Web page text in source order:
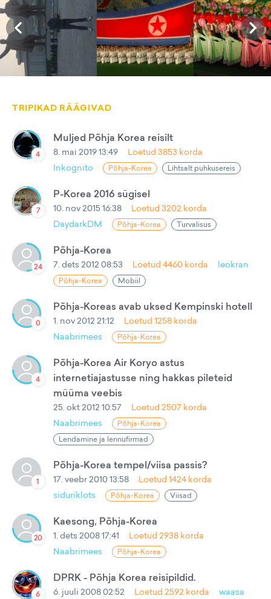
TRIPIKAD RÄÄGIVAD
4
Muljed Põhja Korea reisilt
8. mai 2019 13:49 Loetud 3853 korda
Inkognito
Põhja-Korea Lihtsalt puhkusereis
7
P-Korea 2016 sügisel
10. nov 2015 16:38 Loetud 3202 korda
DaydarkDM
Põhja-Korea Turvalisus
24
Põhja-Korea
7. dets 2012 08:53 Loetud 4460 korda leokran
Põhja-Korea Mobiil
0
Põhja-Koreas avab uksed Kempinski hotell
1. nov 2012 21:12 Loetud 1258 korda
Naabrimees
Põhja-Korea
4
Põhja-Korea Air Koryo astus
internetiajastusse ning hakkas pileteid
müüma veebis
25. okt 2012 10:57 Loetud 2507 korda
Naabrimees
Põhja-Korea
Lendamine ja lennufirmad
1
Põhja-Korea tempel/viisa passis?
17. veebr 2010 13:58 Loetud 1424 korda
siduriklots
Põhja-Korea Viisad
20
Kaesong, Põhja-Korea
1. dets 2008 17:41 Loetud 2938 korda
Naabrimees
Põhja-Korea
6
DPRK - Põhja Korea reisipildid.
6. juuli 2008 02:52 Loetud 2592 korda waasa